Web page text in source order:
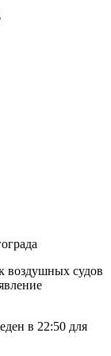
воздушных судов
в 22:50 для